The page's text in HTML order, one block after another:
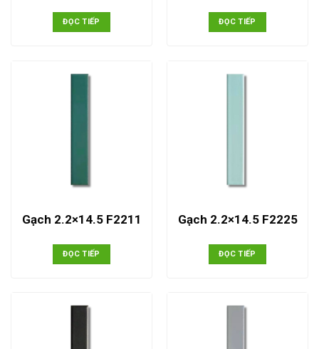
ĐỌC TIẾP ĐỌC TIẾP
Gạch 2.2×14.5 F2211
ĐỌC TIẾP
Gạch 2.2×14.5 F2225
ĐỌC TIẾP